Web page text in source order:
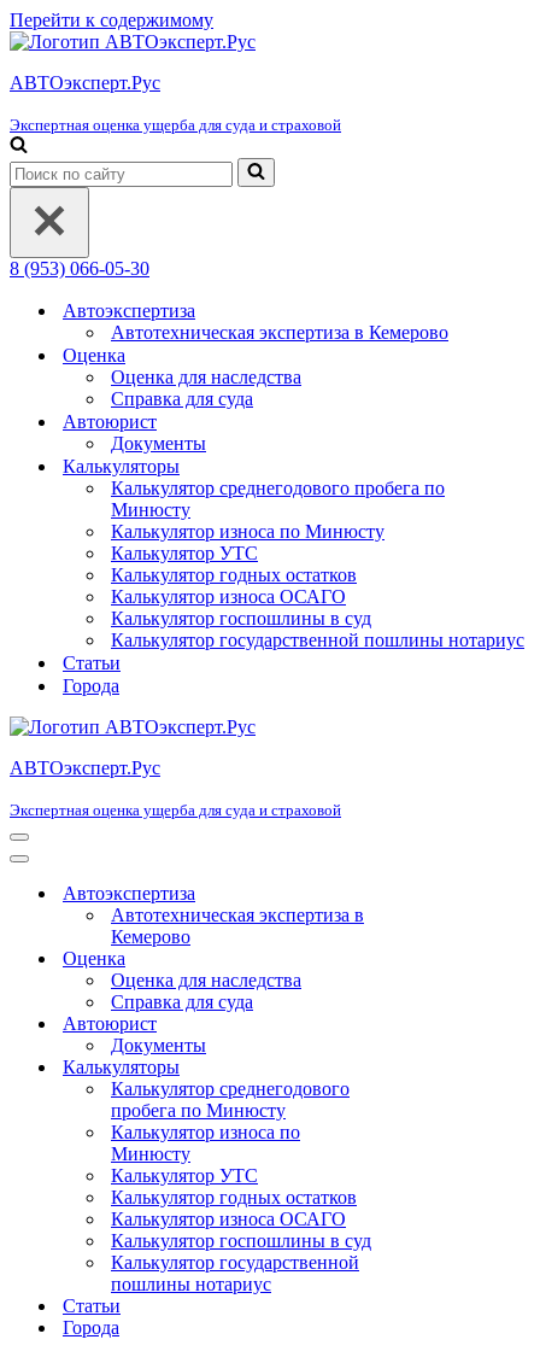
Перейти к содержимому
АВТОэксперт.Рус
Экспертная оценка ущерба для суда и страховой
Искать...
8 (953) 066-05-30
Автоэкспертиза
Автотехническая экспертиза в Кемерово
Оценка
Оценка для наследства
Справка для суда
Автоюрист
Документы
Калькуляторы
Калькулятор среднегодового пробега по
Минюсту
Калькулятор износа по Минюсту
Калькулятор УТС
Калькулятор годных остатков
Калькулятор износа ОСАГО
Калькулятор госпошлины в суд
Калькулятор государственной пошлины нотариус
Статьи
Города
АВТОэксперт.Рус
Экспертная оценка ущерба для суда и страховой
Меню
навигации
Меню
навигацииАвтоэкспертиза
Автотехническая экспертиза в
Кемерово
Оценка
Оценка для наследства
Справка для суда
Автоюрист
Документы
Калькуляторы
Калькулятор среднегодового
пробега по Минюсту
Калькулятор износа по
Минюсту
Калькулятор УТС
Калькулятор годных остатков
Калькулятор износа ОСАГО
Калькулятор госпошлины в суд
Калькулятор государственной
пошлины нотариус
Статьи
Города